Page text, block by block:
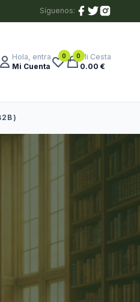
Síguenos:
Hola, entra
Mi Cuenta
0 0Mi Cesta
0.00 €